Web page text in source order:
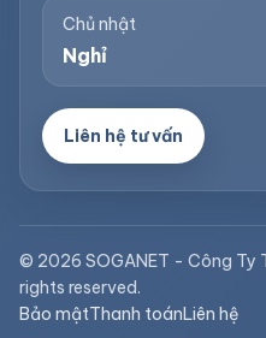
Chủ nhật
Nghỉ
Liên hệ tư vấn
© 2026 SOGANET - Công Ty
rights reserved.
Bảo mậtThanh toánLiên hệ